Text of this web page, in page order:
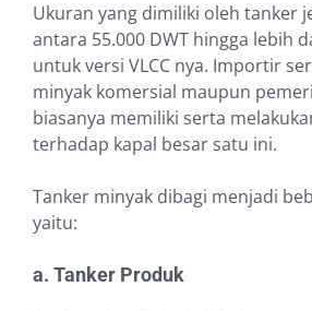
Ukuran yang dimiliki oleh tanker
antara 55.000 DWT hingga lebih
untuk versi VLCC nya. Importir
minyak komersial maupun
biasanya memiliki serta
terhadap kapal besar satu ini.
Tanker minyak dibagi menjadi
yaitu:
a. Tanker Produk